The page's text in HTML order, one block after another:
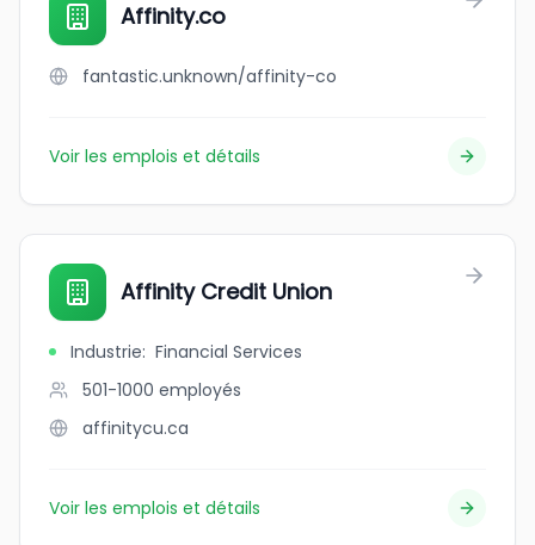
Affinity.co
fantastic.unknown/affinity-co
Voir les emplois et détails
Affinity Credit Union
Industrie: Financial Services
501-1000 employés
affinitycu.ca
Voir les emplois et détails